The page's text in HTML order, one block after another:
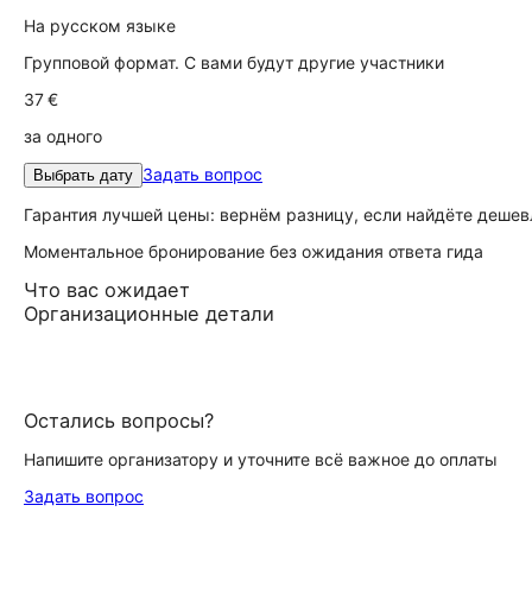
На русском языке
Групповой формат. С вами будут другие участники
37 €
за одного
Выбрать дату Задать вопрос
Гарантия лучшей цены: вернём разницу, если найдёте
Моментальное бронирование без ожидания ответа гида
Что вас ожидает
Организационные детали
Остались вопросы?
Напишите организатору и уточните всё важное до оплаты
Задать вопрос